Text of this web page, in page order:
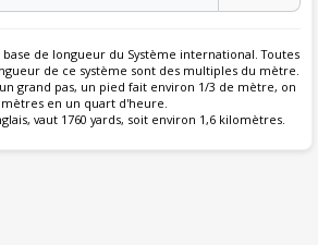
de longueur du Système international. Toutes
de ce système sont des multiples du mètre.
grand pas, un pied fait environ 1/3 de mètre, on
en un quart d'heure.
vaut 1760 yards, soit environ 1,6 kilomètres.